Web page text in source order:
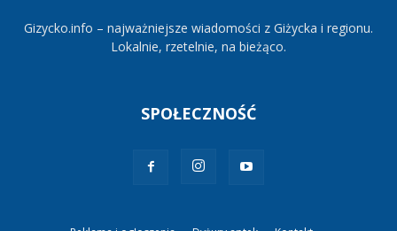
Gizycko.info – najważniejsze wiadomości z Giżycka i regionu.
Lokalnie, rzetelnie, na bieżąco.
SPOŁECZNOŚĆ